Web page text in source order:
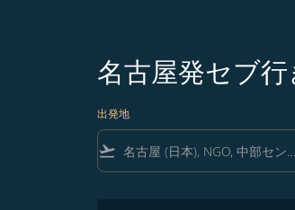
名古屋発セブ
出発地
flight_takeoff